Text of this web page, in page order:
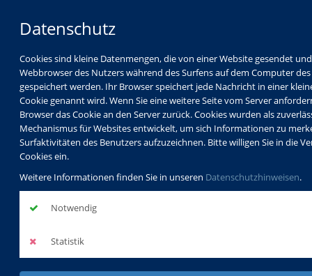
Datenschutz
Cookies sind kleine Datenmengen, die von einer Website gesendet
Webbrowser des Nutzers während des Surfens auf dem Computer
gespeichert werden. Ihr Browser speichert jede Nachricht in einer
Cookie genannt wird. Wenn Sie eine weitere Seite vom Server
Browser das Cookie an den Server zurück. Cookies wurden als
Mechanismus für Websites entwickelt, um sich Informationen zu
Surfaktivitäten des Benutzers aufzuzeichnen. Bitte willigen Sie in die
Cookies ein.
Weitere Informationen finden Sie in unseren Datenschutzhinweisen.
Notwendig
Statistik